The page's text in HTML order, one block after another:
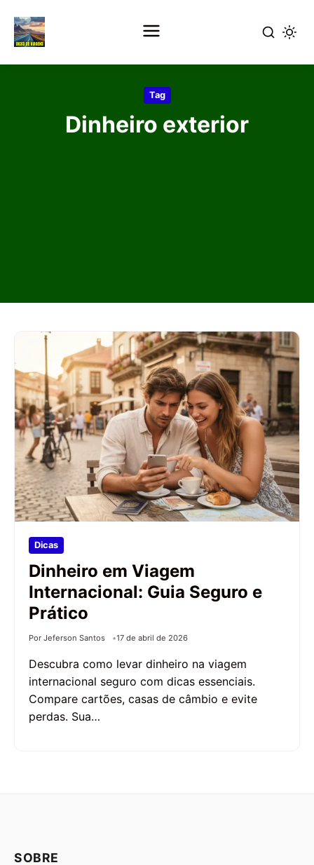
Tag
Dinheiro exterior
Dicas
Dinheiro em Viagem
Internacional: Guia Seguro e
Prático
Por Jeferson Santos 17 de abril de 2026
Descubra como levar dinheiro na viagem
internacional seguro com dicas essenciais.
Compare cartões, casas de câmbio e evite
perdas. Sua…
SOBRE